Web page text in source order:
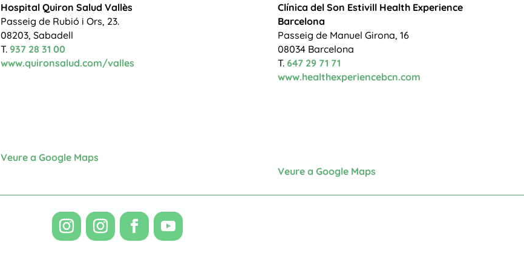
Hospital Quiron Salud Vallès
Passeig de Rubió i Ors, 23.
08203, Sabadell
T. 937 28 31 00
www.quironsalud.com/valles
Veure a Google Maps
Clínica del Son Estivill Health Experience
Barcelona
Passeig de Manuel Girona, 16
08034 Barcelona
T.647 29 71 71
www.healthexperiencebcn.com
Veure a Google Maps